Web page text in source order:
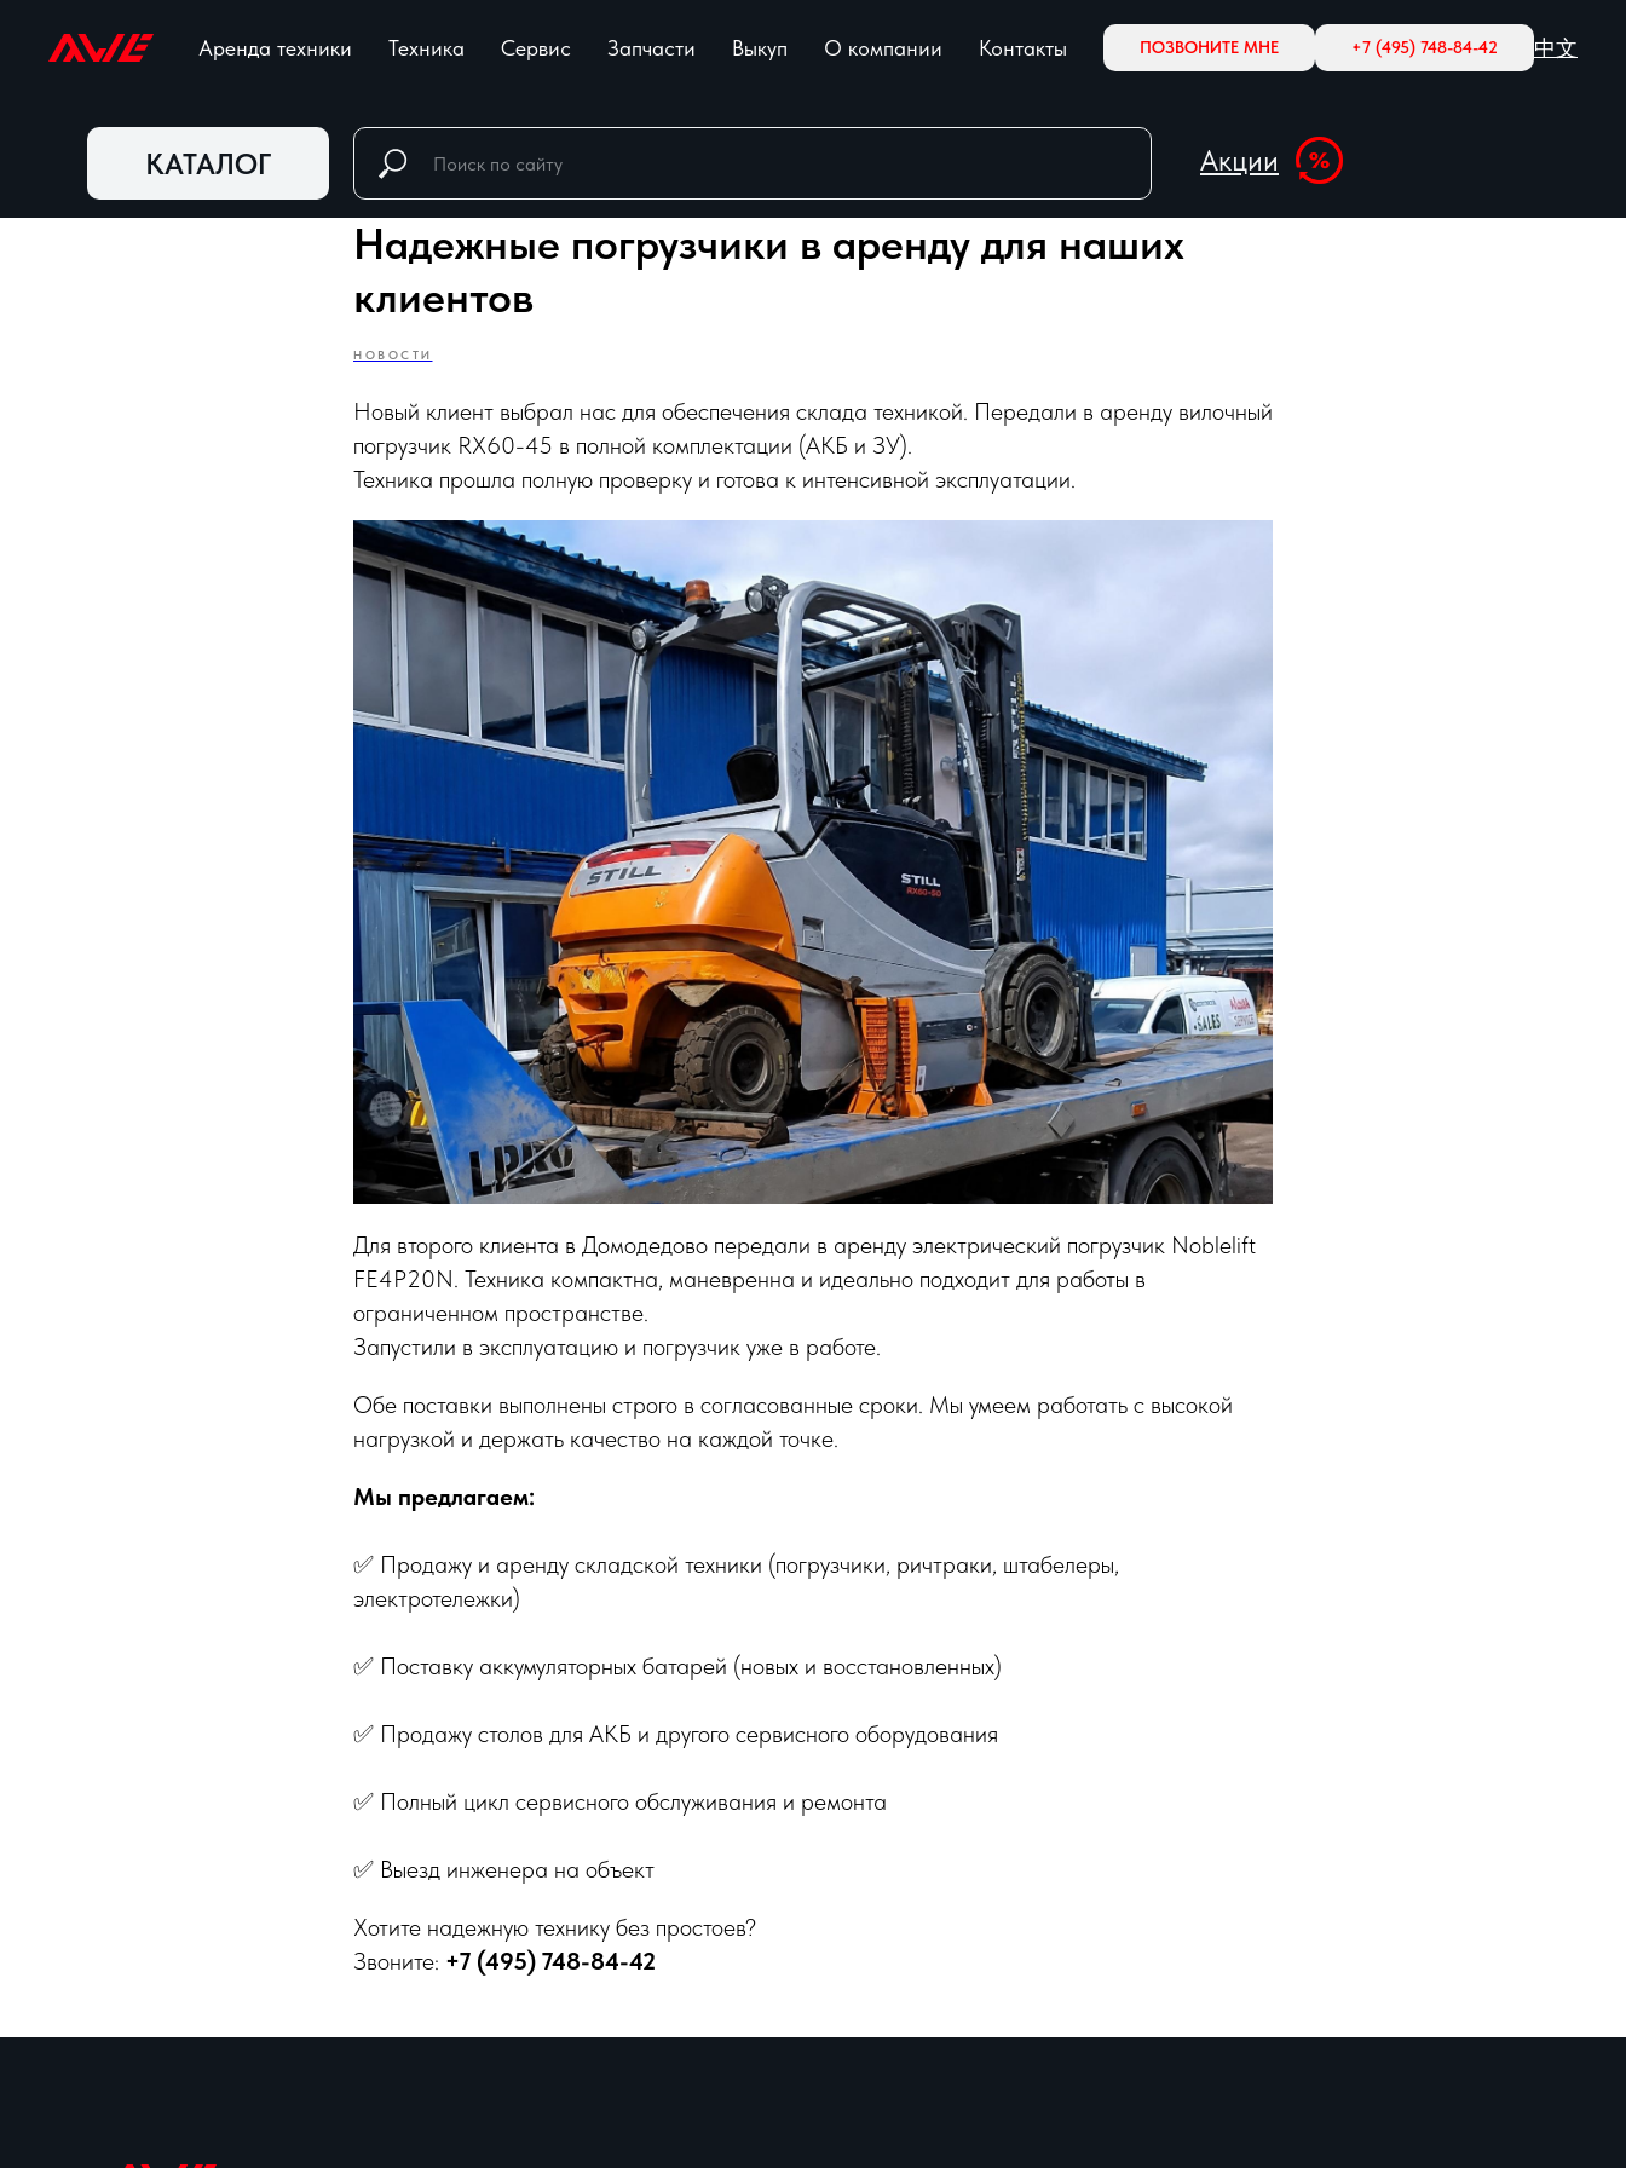
Аренда техники Техника Сервис Запчасти Выкуп О компании Контакты ПОЗВОНИТЕ МНЕ +7 (495) 748-84-42 中文
КАТАЛОГ Акции
Надежные погрузчики в аренду для наших
клиентов
НОВОСТИ
Новый клиент выбрал нас для обеспечения склада техникой. Передали в аренду вилочный
погрузчик RX60-45 в полной комплектации (АКБ и ЗУ).
Техника прошла полную проверку и готова к интенсивной эксплуатации.
Для второго клиента в Домодедово передали в аренду электрический погрузчик Noblelift
FE4P20N. Техника компактна, маневренна и идеально подходит для работы в
ограниченном пространстве.
Запустили в эксплуатацию и погрузчик уже в работе.
Обе поставки выполнены строго в согласованные сроки. Мы умеем работать с высокой
нагрузкой и держать качество на каждой точке.
Мы предлагаем:
✅ Продажу и аренду складской техники (погрузчики, ричтраки, штабелеры,
электротележки)
✅ Поставку аккумуляторных батарей (новых и восстановленных)
✅ Продажу столов для АКБ и другого сервисного оборудования
✅ Полный цикл сервисного обслуживания и ремонта
✅ Выезд инженера на объект
Хотите надежную технику без простоев?
Звоните: +7 (495) 748-84-42